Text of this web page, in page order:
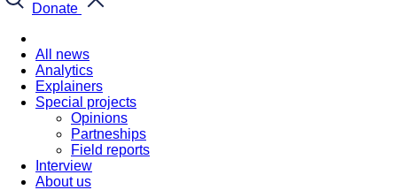
Donate
All news
Analytics
Explainers
Special projects
Opinions
Partneships
Field reports
Interview
About us